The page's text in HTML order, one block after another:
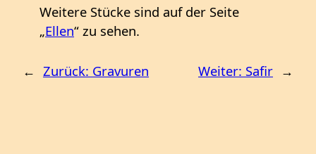
Weitere Stücke sind auf der Seite
„Ellen“ zu sehen.
← Zurück: Gravuren Weiter: Safir →